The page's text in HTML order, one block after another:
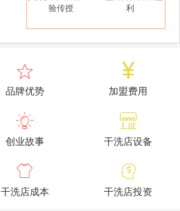
验传授
利

品牌优势

加盟费用

创业故事

干洗店设备

干洗店成本

干洗店投资